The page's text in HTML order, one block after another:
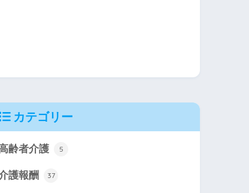
カテゴリー
齢者介護 5
護報酬 37